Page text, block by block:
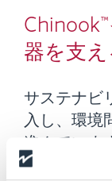
器を支
サステナビ
入し、環境
進んでいま
ーを活用す